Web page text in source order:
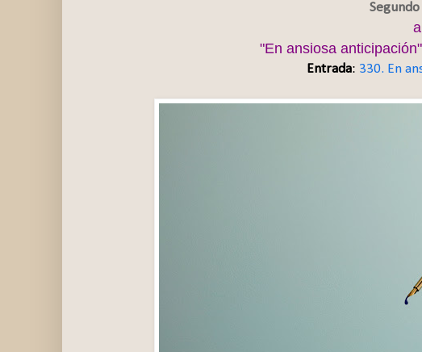
a
"En ansiosa
Entrada: 330. En